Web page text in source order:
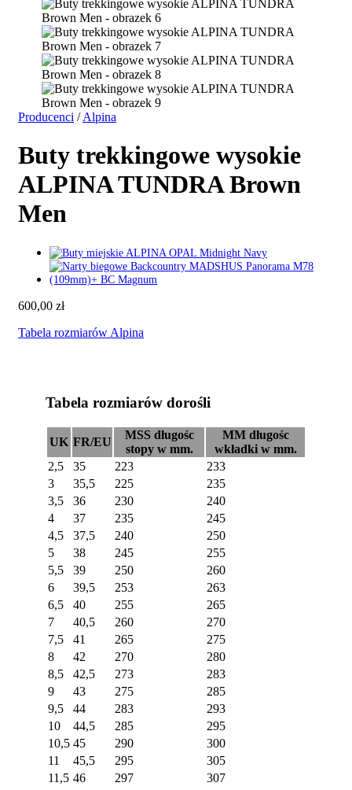
Producenci / Alpina
Buty trekkingowe wysokie
ALPINA TUNDRA Brown
Men
600,00 zł
Tabela rozmiarów Alpina
Tabela rozmiarów dorośli
UK FR/EU
MSS długośc
stopy w mm.
MM długośc
wkładki w mm.
2,5
35 223
233
3
35,5 225
235
3,5
36 230
240
4
37 235
245
4,5
37,5 240
250
5
38 245
255
5,5
39 250
260
6
39,5 253
263
6,5
40 255
265
7
40,5 260
270
7,5
41 265
275
8
42 270
280
8,5
42,5 273
283
9
43 275
285
9,5
44 283
293
10
44,5 285
295
10,5 45 290
300
11
45,5 295
305
11,5 46 297
307